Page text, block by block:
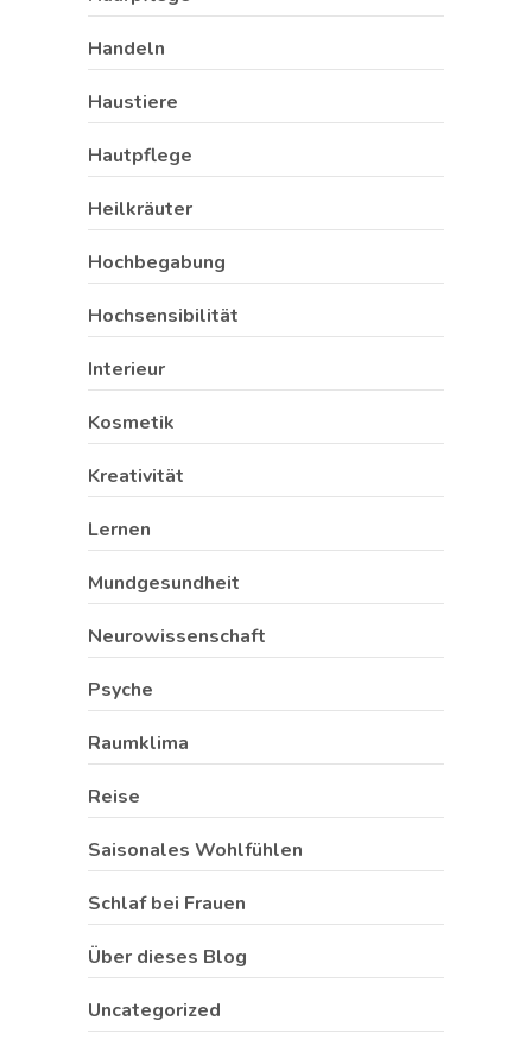
Handeln
Haustiere
Hautpflege
Heilkräuter
Hochbegabung
Hochsensibilität
Interieur
Kosmetik
Kreativität
Lernen
Mundgesundheit
Neurowissenschaft
Psyche
Raumklima
Reise
Saisonales Wohlfühlen
Schlaf bei Frauen
Über dieses Blog
Uncategorized